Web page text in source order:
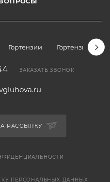
Гортензии Гортензии
ЗАКАЗАТЬ ЗВОНОК
РАССЫЛКУ
ПЕРСОНАЛЬНЫХ ДАННЫХ